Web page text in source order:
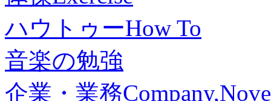
ハウトゥーHow To
音楽の勉強
企業・業務